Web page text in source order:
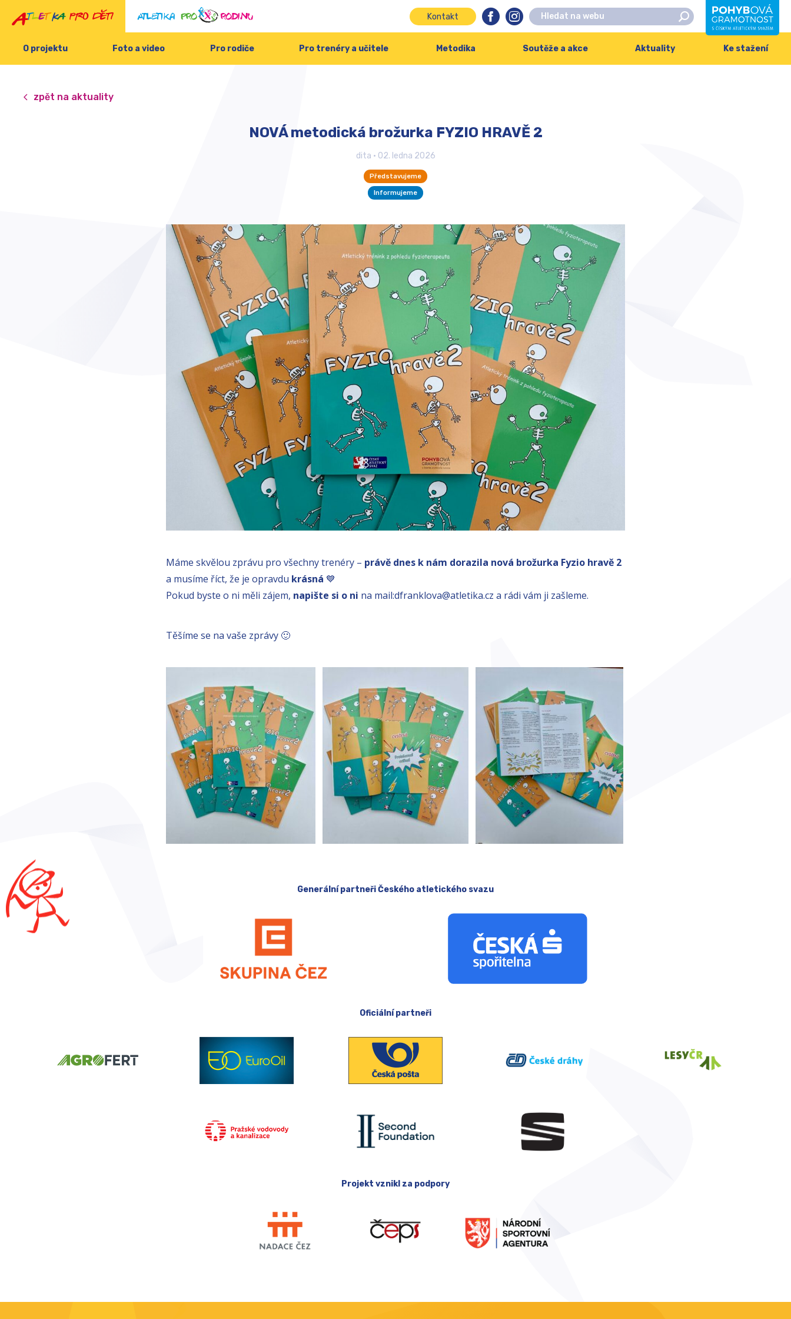
Kontakt
O projektu Foto a video Pro rodiče Pro trenéry a učitele Metodika Soutěže a akce Aktuality Ke stažení
zpět na aktuality
NOVÁ metodická brožurka FYZIO HRAVĚ 2
dita • 02. ledna 2026
Představujeme
Informujeme
Máme skvělou zprávu pro všechny trenéry – právě dnes k nám dorazila nová brožurka Fyzio hravě 2
a musíme říct, že je opravdu krásná 💙
Pokud byste o ni měli zájem, napište si o ni na mail:dfranklova@atletika.cz a rádi vám ji zašleme.
Těšíme se na vaše zprávy 🙂
Generální partneři Českého atletického svazu
Oficiální partneři
Projekt vznikl za podpory